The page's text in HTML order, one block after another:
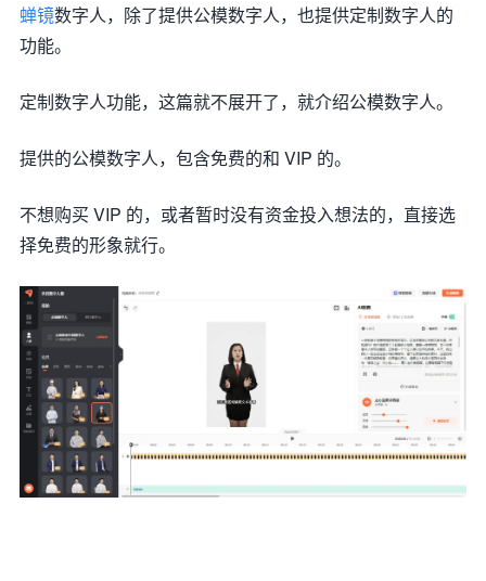
蝉镜数字人，除了提供公模数字人，也提供定制数字人的
功能。
定制数字人功能，这篇就不展开了，就介绍公模数字人。
提供的公模数字人，包含免费的和 VIP 的。
不想购买 VIP 的，或者暂时没有资金投入想法的，直接选
择免费的形象就行。